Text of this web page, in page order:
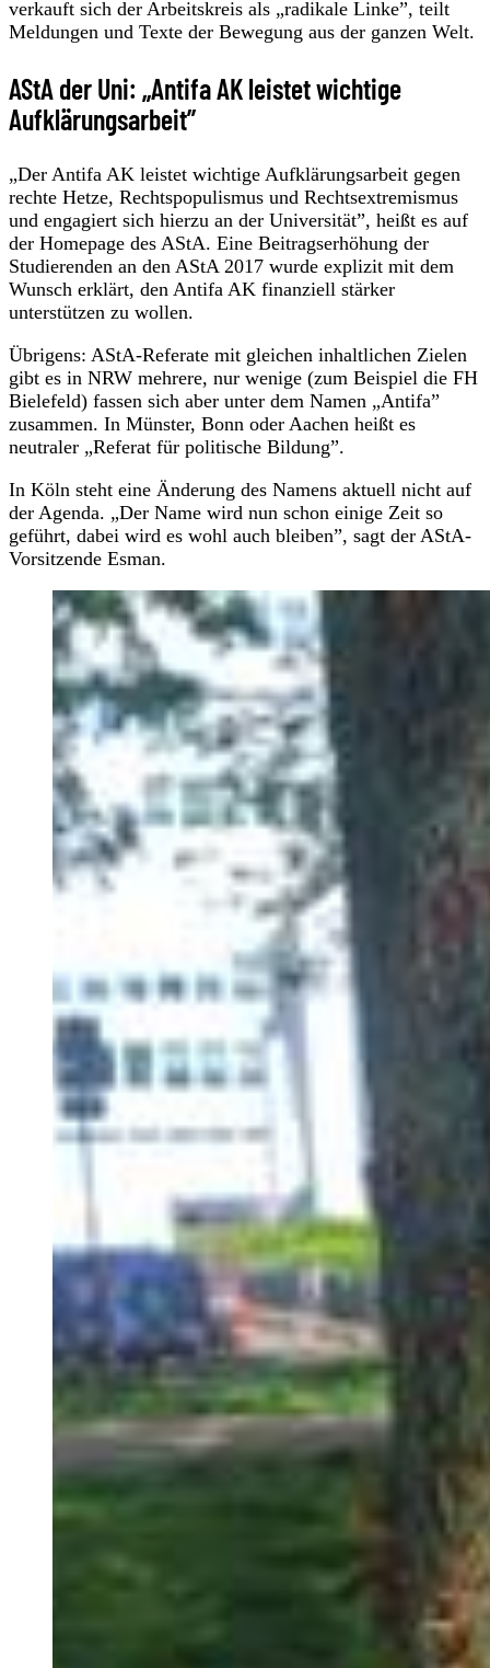
verkauft sich der Arbeitskreis als „radikale Linke”, teilt
Meldungen und Texte der Bewegung aus der ganzen Welt.
AStA der Uni: „Antifa AK leistet wichtige
Aufklärungsarbeit”
„Der Antifa AK leistet wichtige Aufklärungsarbeit gegen
rechte Hetze, Rechtspopulismus und Rechtsextremismus
und engagiert sich hierzu an der Universität”, heißt es auf
der Homepage des AStA. Eine Beitragserhöhung der
Studierenden an den AStA 2017 wurde explizit mit dem
Wunsch erklärt, den Antifa AK finanziell stärker
unterstützen zu wollen.
Übrigens: AStA-Referate mit gleichen inhaltlichen Zielen
gibt es in NRW mehrere, nur wenige (zum Beispiel die FH
Bielefeld) fassen sich aber unter dem Namen „Antifa”
zusammen. In Münster, Bonn oder Aachen heißt es
neutraler „Referat für politische Bildung”.
In Köln steht eine Änderung des Namens aktuell nicht auf
der Agenda. „Der Name wird nun schon einige Zeit so
geführt, dabei wird es wohl auch bleiben”, sagt der AStA-
Vorsitzende Esman.